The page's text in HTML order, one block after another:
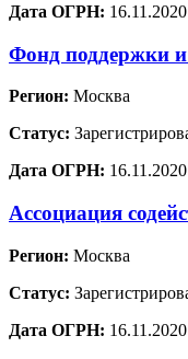
Дата ОГРН: 16.11.2020
Фонд поддержки
Регион: Москва
Статус:
Дата ОГРН: 16.11.2020
Ассоциация
Регион: Москва
Статус:
Дата ОГРН: 16.11.2020